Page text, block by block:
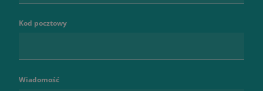
Kod pocztowy
Wiadomość